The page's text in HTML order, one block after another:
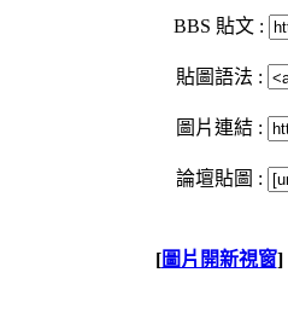
BBS 貼文 :
貼圖語法 :
圖片連結 :
論壇貼圖 :
[圖片開新視窗]